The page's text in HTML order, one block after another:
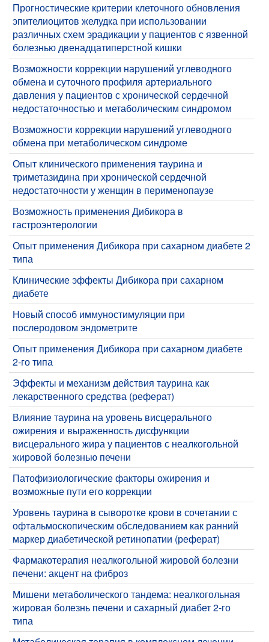
Прогностические критерии клеточного обновления
эпителиоцитов желудка при использовании
различных схем эрадикации у пациентов с язвенной
болезнью двенадцатиперстной кишки
Возможности коррекции нарушений углеводного
обмена и суточного профиля артериального
давления у пациентов с хронической сердечной
недостаточностью и метаболическим синдромом
Возможности коррекции нарушений углеводного
обмена при метаболическом синдроме
Опыт клинического применения таурина и
триметазидина при хронической сердечной
недостаточности у женщин в перименопаузе
Возможность применения Дибикора в
гастроэнтерологии
Опыт применения Дибикора при сахарном диабете 2
типа
Клинические эффекты Дибикора при сахарном
диабете
Новый способ иммуностимуляции при
послеродовом эндометрите
Опыт применения Дибикоpа при сахарном диабете
2-го типа
Эффекты и механизм действия таурина как
лекарственного средства (реферат)
Влияние таурина на уровень висцерального
ожирения и выраженность дисфункции
висцерального жира у пациентов с неалкогольной
жировой болезнью печени
Патофизиологические факторы ожирения и
возможные пути его коррекции
Уровень таурина в сыворотке крови в сочетании с
офтальмоскопическим обследованием как ранний
маркер диабетической ретинопатии (реферат)
Фармакотерапия неалкогольной жировой болезни
печени: акцент на фиброз
Мишени метаболического тандема: неалкогольная
жировая болезнь печени и сахарный диабет 2-го
типа